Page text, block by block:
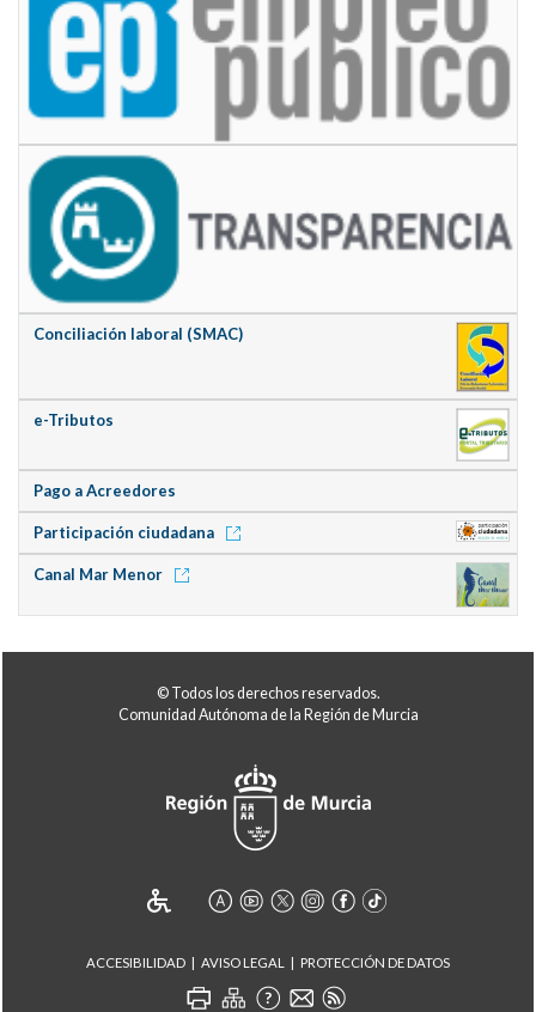
Conciliación laboral (SMAC)
e-Tributos
Pago a Acreedores
Participación ciudadana
Canal Mar Menor
© Todos los derechos reservados.
Comunidad Autónoma de la Región de Murcia
ACCESIBILIDAD AVISO LEGAL PROTECCIÓN DE DATOS